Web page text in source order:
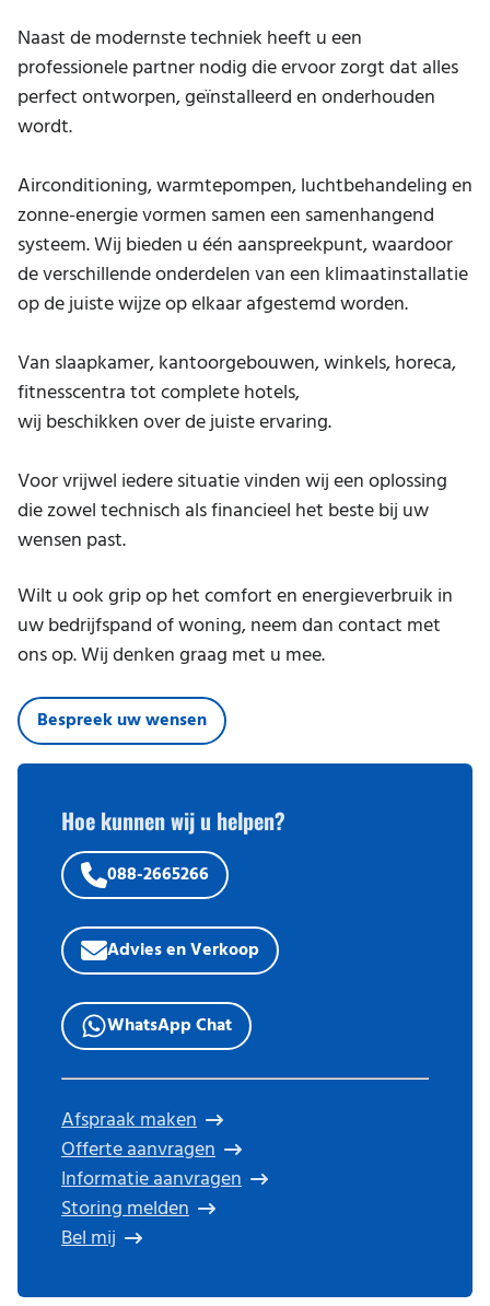
Naast de modernste techniek heeft u een
professionele partner nodig die ervoor zorgt dat alles
perfect ontworpen, geïnstalleerd en onderhouden
wordt.
Airconditioning, warmtepompen, luchtbehandeling en
zonne-energie vormen samen een samenhangend
systeem. Wij bieden u één aanspreekpunt, waardoor
de verschillende onderdelen van een klimaatinstallatie
op de juiste wijze op elkaar afgestemd worden.
Van slaapkamer, kantoorgebouwen, winkels, horeca,
fitnesscentra tot complete hotels,
wij beschikken over de juiste ervaring.
Voor vrijwel iedere situatie vinden wij een oplossing
die zowel technisch als financieel het beste bij uw
wensen past.
Wilt u ook grip op het comfort en energieverbruik in
uw bedrijfspand of woning, neem dan contact met
ons op. Wij denken graag met u mee.
Bespreek uw wensen
Hoe kunnen wij u helpen?
088-2665266
Advies en Verkoop
WhatsApp Chat
Afspraak maken
Offerte aanvragen
Informatie aanvragen
Storing melden
Bel mij